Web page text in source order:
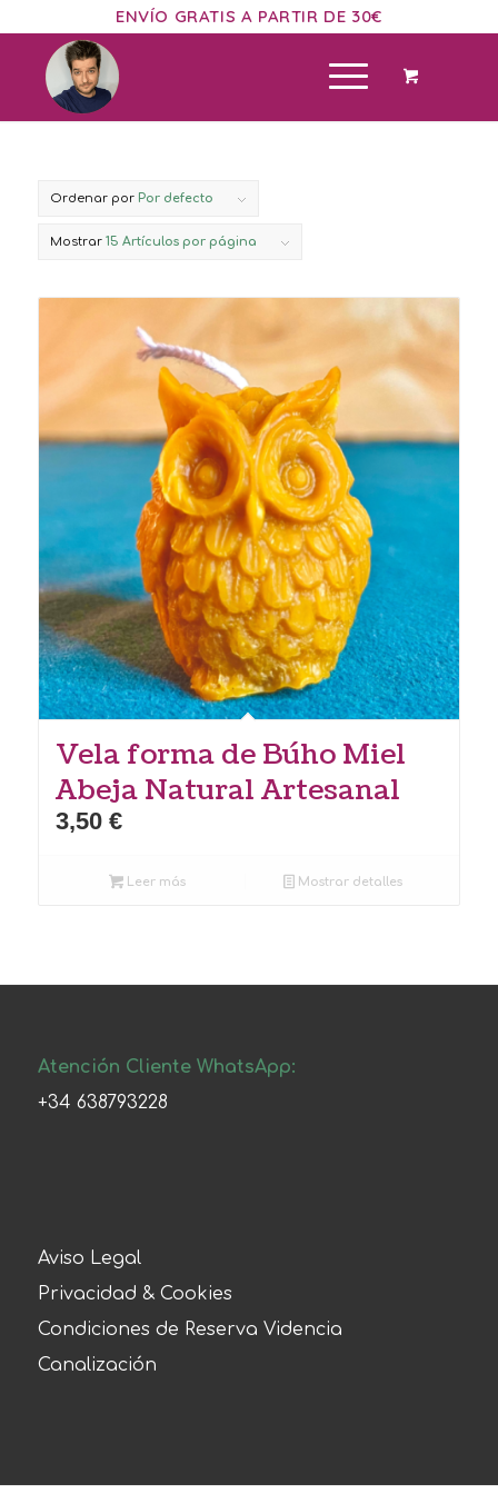
ENVÍO GRATIS A PARTIR DE 30€
Ordenar por Por defecto
Mostrar 15 Artículos por página
Vela forma de Búho Miel
Abeja Natural Artesanal
3,50 €
Leer más Mostrar detalles
Atención Cliente WhatsApp:
+34 638793228
Aviso Legal
Privacidad & Cookies
Condiciones de Reserva Videncia
Canalización